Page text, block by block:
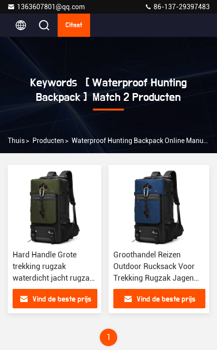
1363607801@qq.com 86-137-29397483
Citaat
Keywords [ Waterproof Hunting
Backpack ] Match 2 Producten
Thuis> Producten > Waterproof Hunting Backpack Online Manufacturer
Hard Handle Grote
trekking rugzak
waterdicht jacht rugzak
56 liter
Vind de beste prijs
Groothandel Reizen
Outdoor Rucksack Voor
Trekking Rugzak Jagen
Rugzak Rugzak
Bergklimmen Wandelen
Andere rugzakken
Vind de beste prijs
1